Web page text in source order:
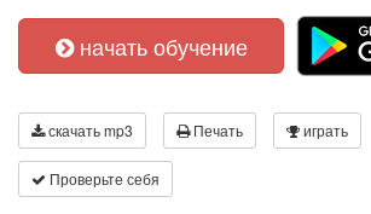
начать обучение
скачать mp3 Печать играть
Проверьте себя